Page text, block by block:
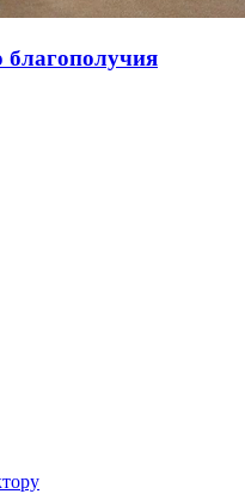
благополучия